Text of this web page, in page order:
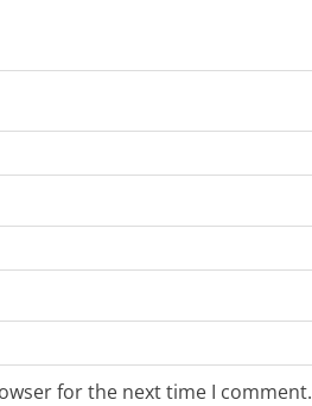
for the next time I comment.